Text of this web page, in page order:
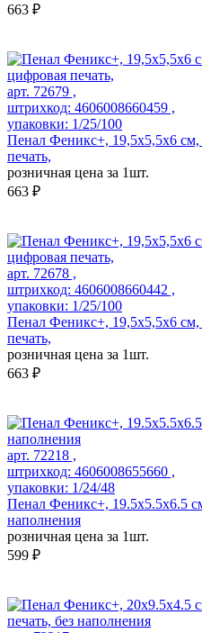
663 ₽
арт. 72679 ,
штрихкод: 4606008660459 ,
упаковки: 1/25/100
Пенал Феникс+, 19,5х5,5х6 см,
печать,
розничная цена за 1шт.
663 ₽
арт. 72678 ,
штрихкод: 4606008660442 ,
упаковки: 1/25/100
Пенал Феникс+, 19,5х5,5х6 см,
печать,
розничная цена за 1шт.
663 ₽
арт. 72218 ,
штрихкод: 4606008655660 ,
упаковки: 1/24/48
Пенал Феникс+, 19.5х5.5х6.5
наполнения
розничная цена за 1шт.
599 ₽